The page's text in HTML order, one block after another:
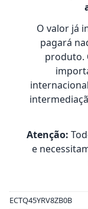
O valor já
pagará
produto.
Atenção:
e
ECTQ45YRV8ZB0B